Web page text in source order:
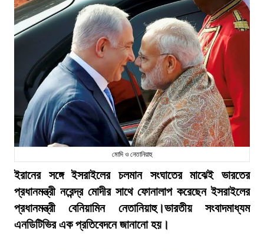
মোদি ও নেতানিয়াহু
ইরানের সঙ্গে ইসরাইলের চলমান সংঘাতের মাঝেই ভারতের
প্রধানমন্ত্রী নরেন্দ্র মোদীর সাথে ফোনালাপ করেছেন ইসরাইলের
প্রধানমন্ত্রী বেনিয়ামিন নেতানিয়াহু।ভারতীয় সংবাদমাধ্যম
এনডিটিভির এক প্রতিবেদনে জানানো হয়।